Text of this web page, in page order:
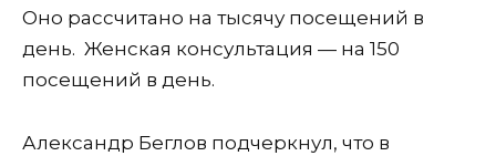
Оно рассчитано на тысячу посещений в
день. Женская консультация — на 150
посещений в день.
Александр Беглов подчеркнул, что в